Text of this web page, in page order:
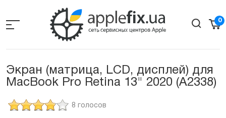
the
0
Экран (матрица, LCD, дисплей) для
MacBook Pro Retina 13" 2020 (A2338)
8 голосов